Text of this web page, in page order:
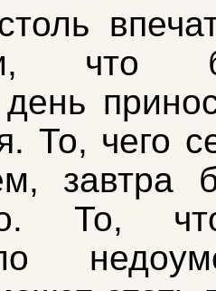
что
То, чего
завтра
То,